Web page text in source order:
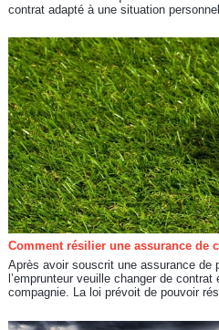
contrat adapté à une situation
Comment résilier une assurance de
Après avoir souscrit une assurance de
l’emprunteur veuille changer de
compagnie. La loi prévoit de pouvoir